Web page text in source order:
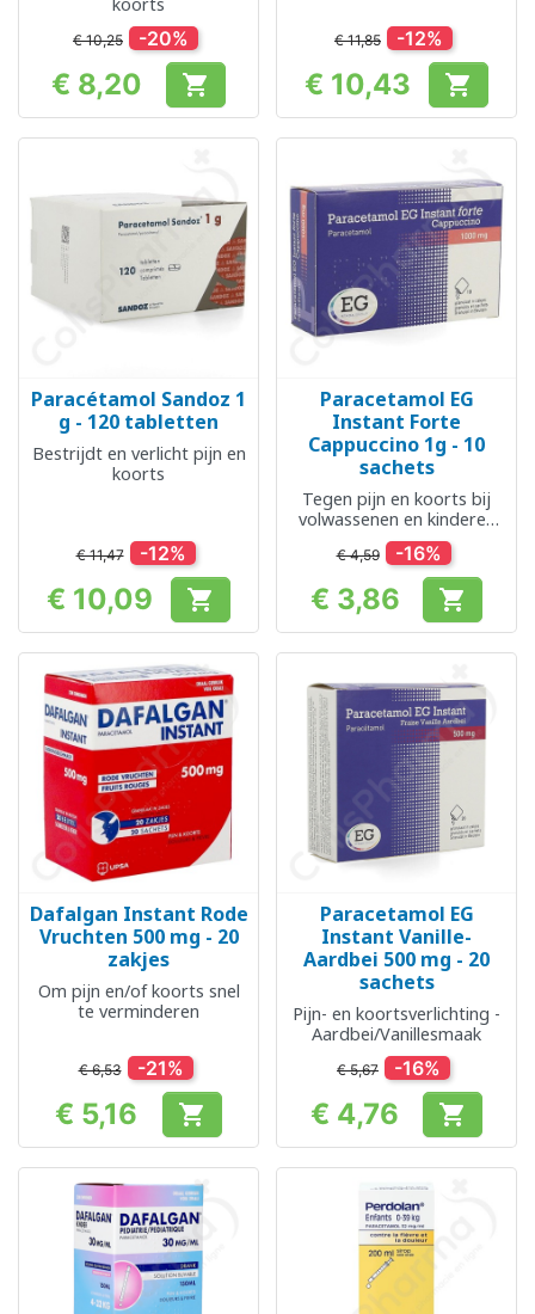
€ 10,25 -20%
Prijs
€ 8,20 
€ 11,85 -12%
Prijs
€ 10,43 
Paracétamol Sandoz 1
g - 120 tabletten
Bestrijdt en verlicht pijn en
koorts
€ 11,47 -12%
Prijs
€ 10,09 
Paracetamol EG
Instant Forte
Cappuccino 1g - 10
sachets
Tegen pijn en koorts bij
volwassenen en kinderen
vanaf 12 jaar
€ 4,59 -16%
Prijs
€ 3,86 
Dafalgan Instant Rode
Vruchten 500 mg - 20
zakjes
Om pijn en/of koorts snel
te verminderen
€ 6,53 -21%
Prijs
€ 5,16 
Paracetamol EG
Instant Vanille-
Aardbei 500 mg - 20
sachets
Pijn- en koortsverlichting -
Aardbei/Vanillesmaak
€ 5,67 -16%
Prijs
€ 4,76 